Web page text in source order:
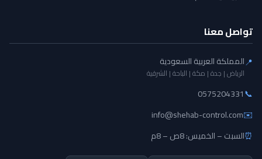
تواصل معنا
📍المملكة العربية السعودية
الرياض | جدة | مكة | الباحة | الشرقية
📞
0575204331
✉️
info@shehab-control.com
⏰السبت – الخميس: 8ص – 8م